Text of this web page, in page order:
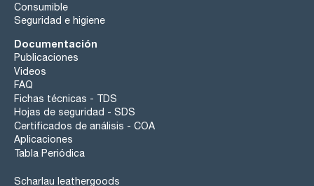
Consumible
Seguridad e higiene
Documentación
Publicaciones
Videos
FAQ
Fichas técnicas - TDS
Hojas de seguridad - SDS
Certificados de análisis - COA
Aplicaciones
Tabla Periódica
Scharlau leathergoods